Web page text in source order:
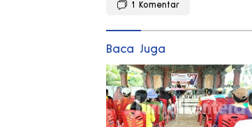
1 Komentar
Baca Juga